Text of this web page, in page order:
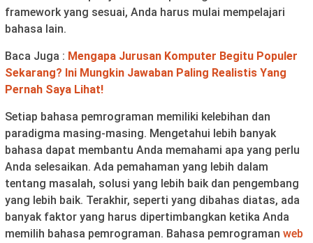
framework yang sesuai, Anda harus mulai mempelajari
bahasa lain.
Baca Juga : Mengapa Jurusan Komputer Begitu Populer
Sekarang? Ini Mungkin Jawaban Paling Realistis Yang
Pernah Saya Lihat!
Setiap bahasa pemrograman memiliki kelebihan dan
paradigma masing-masing. Mengetahui lebih banyak
bahasa dapat membantu Anda memahami apa yang perlu
Anda selesaikan. Ada pemahaman yang lebih dalam
tentang masalah, solusi yang lebih baik dan pengembang
yang lebih baik. Terakhir, seperti yang dibahas diatas, ada
banyak faktor yang harus dipertimbangkan ketika Anda
memilih bahasa pemrograman. Bahasa pemrograman web